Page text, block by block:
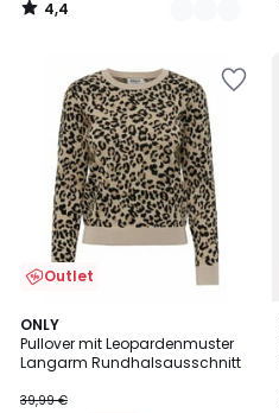
4,4
/
Outlet
ONLY
Pullover mit Leopardenmuster
Langarm Rundhalsausschnitt
39,99 €